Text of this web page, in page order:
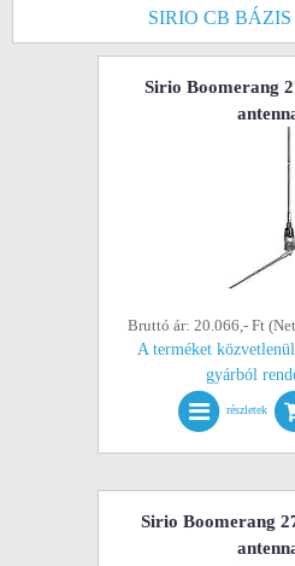
SIRIO CB
Sirio Boomerang
Bruttó ár: 20.066,- Ft
A terméket
gyárból
részletek
Sirio Boomerang